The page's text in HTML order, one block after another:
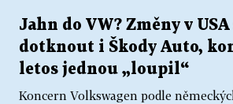
Jahn do VW? Změny v
dotknout i Škody Auto,
letos jednou „loupil“
Koncern Volkswagen podle